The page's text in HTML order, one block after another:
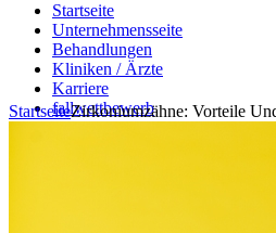
Startseite
Unternehmensseite
Behandlungen
Kliniken / Ärzte
Karriere
fallwettbewerb
Blog
StartseiteZirkoniumzähne: Vorteile